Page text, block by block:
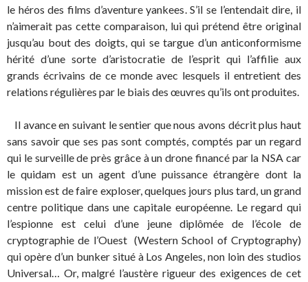
le héros des films d’aventure yankees. S’il se l’entendait dire, il
n’aimerait pas cette comparaison, lui qui prétend être original
jusqu’au bout des doigts, qui se targue d’un anticonformisme
hérité d’une sorte d’aristocratie de l’esprit qui l’affilie aux
grands écrivains de ce monde avec lesquels il entretient des
relations régulières par le biais des œuvres qu’ils ont produites.
Il avance en suivant le sentier que nous avons décrit plus haut
sans savoir que ses pas sont comptés, comptés par un regard
qui le surveille de près grâce à un drone financé par la NSA car
le quidam est un agent d’une puissance étrangère dont la
mission est de faire exploser, quelques jours plus tard, un grand
centre politique dans une capitale européenne. Le regard qui
l’espionne est celui d’une jeune diplômée de l’école de
cryptographie de l’Ouest (Western School of Cryptography)
qui opère d’un bunker situé à Los Angeles, non loin des studios
Universal… Or, malgré l’austère rigueur des exigences de cet